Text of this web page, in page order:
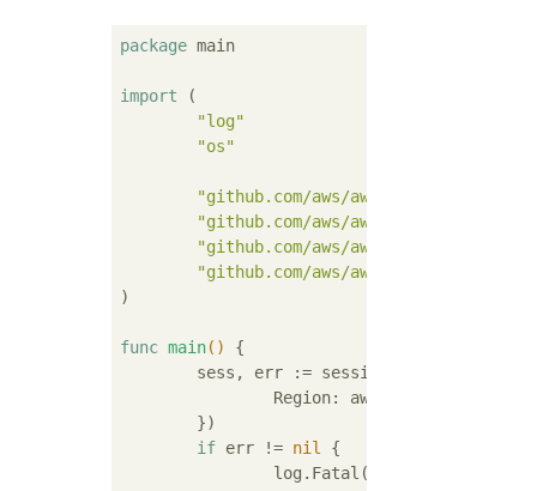
package main
import (
"log"
"os"
"github.com/aws/aws-sdk-go/aws"
"github.com/aws/aws-sdk-go/aws/
"github.com/aws/aws-sdk-go/service/
"github.com/aws/aws-sdk-go/service/
)
func main()
{
		Region: aws.String(
if err != nil
{